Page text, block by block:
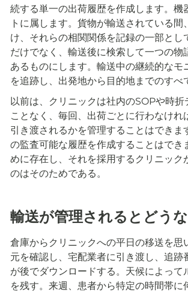
続する単一の出荷履歴を作成します。
トに属します。貨物が輸送されている
け、それらの相関関係を記録の一部と
だけでなく、輸送後に検索して一つの
あるものにします。輸送中の継続的な
を追跡し、出発地から目的地までのすべ
以前は、クリニックは社内のSOPや時
ことなく、毎回、出荷ごとに行わなけ
引き渡されるかを管理することはでき
の監査可能な履歴を作成することはで
めに存在し、それを採用するクリニッ
のはそのためである。
輸送が管理されるとどう
倉庫からクリニックへの平日の移送を
元を確認し、宅配業者に引き渡し、追
が後でダウンロードする。天候によっ
を残す。来週、患者から特定の時間帯に